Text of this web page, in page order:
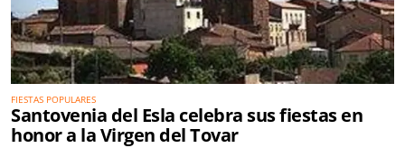
FIESTAS POPULARES
Santovenia del Esla celebra sus fiestas en
honor a la Virgen del Tovar